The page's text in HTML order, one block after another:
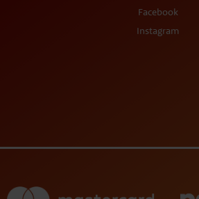
Facebook
Instagram